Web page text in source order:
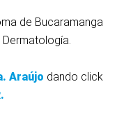
de Bucaramanga
Araújo dando click